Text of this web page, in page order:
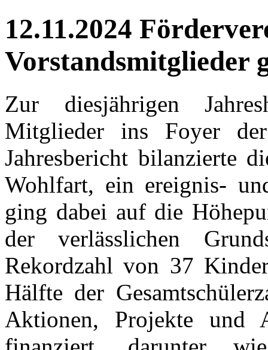
12.11.2024
Vorstandsmitglieder
Zur diesjährigen
Mitglieder ins Foyer
Jahresbericht bilanzierte
Wohlfart, ein ereignis-
ging dabei auf die
der verlässlichen
Rekordzahl von 37
Hälfte der
Aktionen, Projekte und